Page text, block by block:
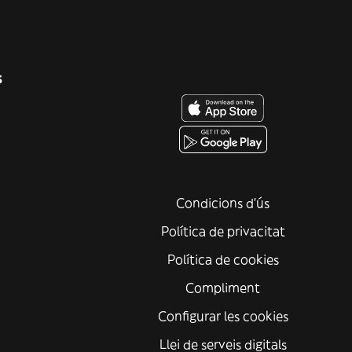
Condicions d'ús
Política de privacitat
Política de cookies
Compliment
Configurar les cookies
Llei de serveis digitals